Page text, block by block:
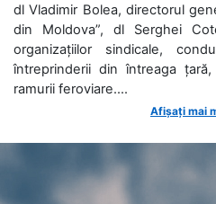
dl Vladimir Bolea, directorul
din Moldova”, dl Serghei
organizațiilor sindicale,
întreprinderii din întreaga
ramurii feroviare....
Afișați mai